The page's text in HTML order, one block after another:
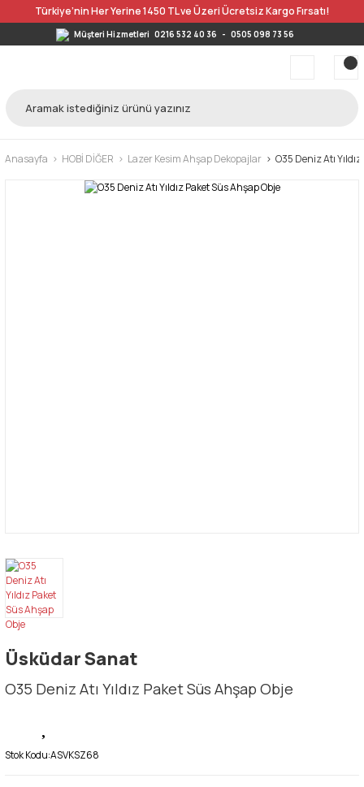
Türkiye’nin Her Yerine 1450 TL ve Üzeri Ücretsiz Kargo Fırsatı!
Müşteri Hizmetleri 0216 532 40 36 - 0505 098 73 56
Anasayfa HOBİ DİĞER Lazer Kesim Ahşap Dekopajlar O35 Deniz Atı
Üsküdar Sanat
O35 Deniz Atı Yıldız Paket Süs Ahşap Obje
Stok Kodu:ASVKSZ68